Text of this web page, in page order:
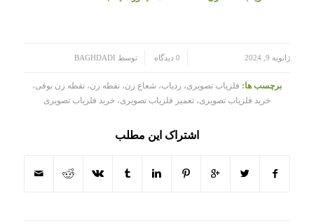
ژانویه 9, 2024 0 دیدگاه توسط BAGHDADI
برچسب ها: فلزیاب تصویری، ردیاب، شعاع زن، نقطه زن، نقطه زن بوقی،
خرید فلزیاب تصویری، تعمیر فلزیاب تصویری، خرید فلزیاب تصویری
اشتراک این مطلب